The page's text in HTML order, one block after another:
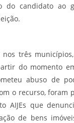
do candidato ao
nos três
do momento
abuso de
o recurso, foram
AIJEs que
de bens